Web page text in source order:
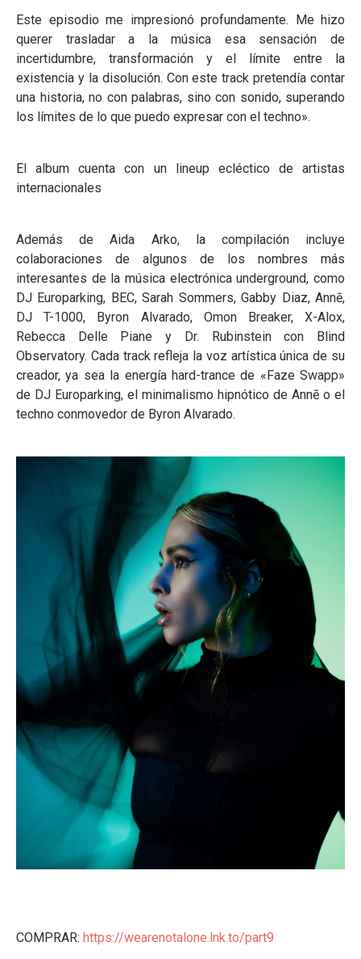
Este episodio me impresionó profundamente. Me hizo
querer trasladar a la música esa sensación de
incertidumbre, transformación y el límite entre la
existencia y la disolución. Con este track pretendía contar
una historia, no con palabras, sino con sonido, superando
los límites de lo que puedo expresar con el techno».
El album cuenta con un lineup ecléctico de artistas
internacionales
Además de Aida Arko, la compilación incluye
colaboraciones de algunos de los nombres más
interesantes de la música electrónica underground, como
DJ Europarking, BEC, Sarah Sommers, Gabby Diaz, Annē,
DJ T-1000, Byron Alvarado, Omon Breaker, X-Alox,
Rebecca Delle Piane y Dr. Rubinstein con Blind
Observatory. Cada track refleja la voz artística única de su
creador, ya sea la energía hard-trance de «Faze Swapp»
de DJ Europarking, el minimalismo hipnótico de Annē o el
techno conmovedor de Byron Alvarado.
COMPRAR: https://wearenotalone.lnk.to/part9